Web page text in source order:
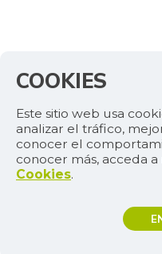
COOKIES
Este sitio web usa
analizar el tráfico,
conocer el
conocer más, acceda a
Cookies.